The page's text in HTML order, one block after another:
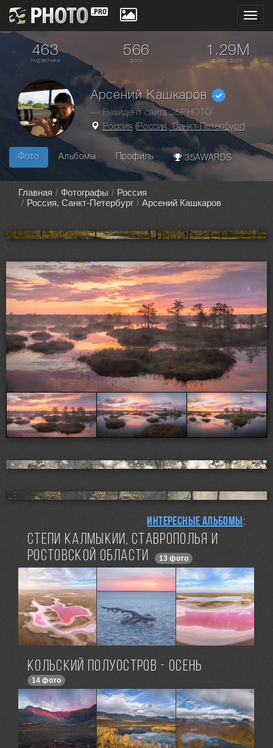
463
подписчики
566
фото
1.29M
просм. фото
Арсений Кашкаров
— Резидент сайта 35PHOTO
Россия (Россия, Санкт-Петербург)
Фото Альбомы Профиль 35AWARDS
Главная Фотографы
Россия
Россия, Санкт-Петербург
Арсений Кашкаров
Интересные альбомы:
Степи Калмыкии, Ставрополья и
Ростовской области
13 фото
КОЛЬСКИЙ ПОЛУОСТРОВ - ОСЕНЬ
14 фото